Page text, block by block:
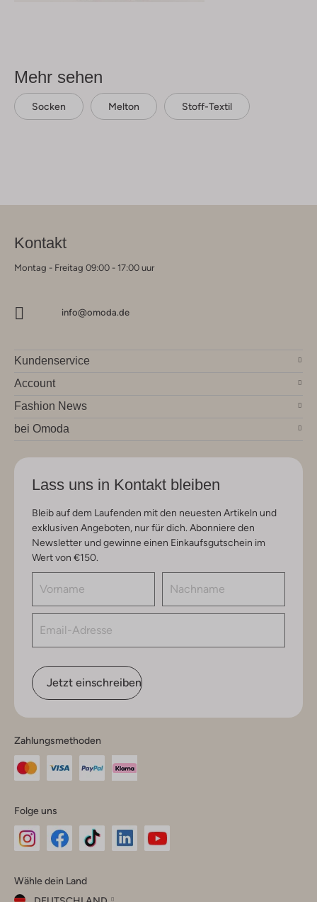
Mehr sehen
Socken Melton Stoff-Textil
Kontakt
Montag - Freitag 09:00 - 17:00 uur
info@omoda.de
Kundenservice
Account
Fashion News
bei Omoda
Lass uns in Kontakt bleiben
Bleib auf dem Laufenden mit den neuesten Artikeln und
exklusiven Angeboten, nur für dich. Abonniere den
Newsletter und gewinne einen Einkaufsgutschein im
Wert von €150.
Jetzt einschreiben
Zahlungsmethoden
Folge uns
Instagram
Facebook
TikTok
Wähle dein Land